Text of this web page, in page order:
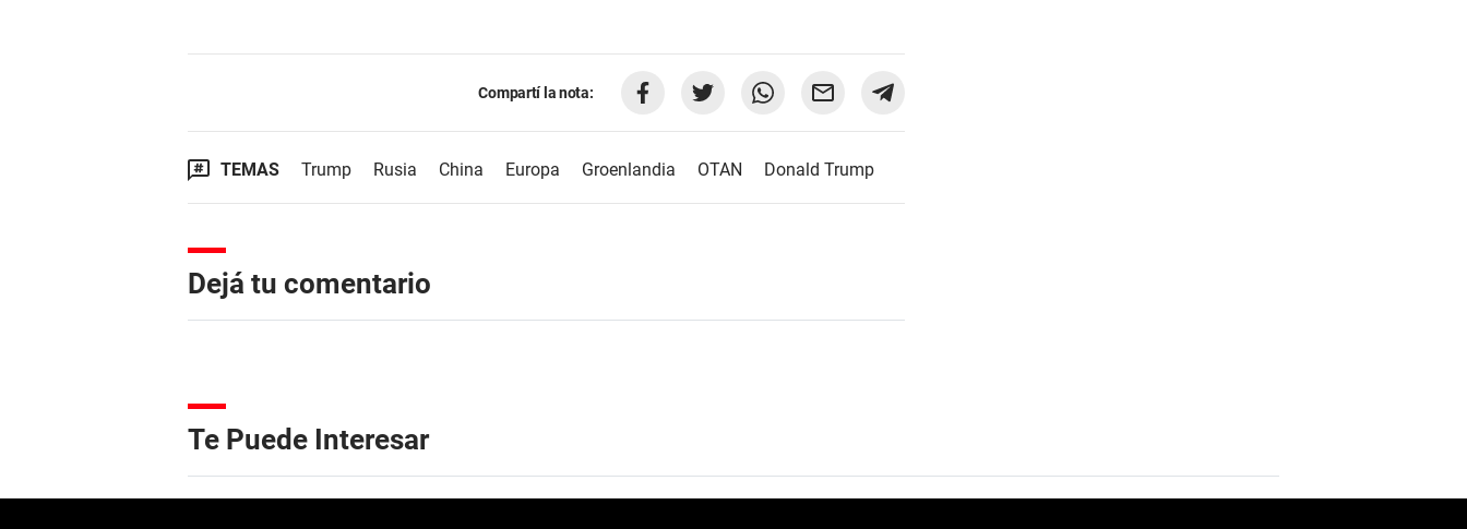
Compartí la nota:
TEMAS Trump Rusia China Europa Groenlandia OTAN Donald Trump
Dejá tu comentario
Te Puede Interesar